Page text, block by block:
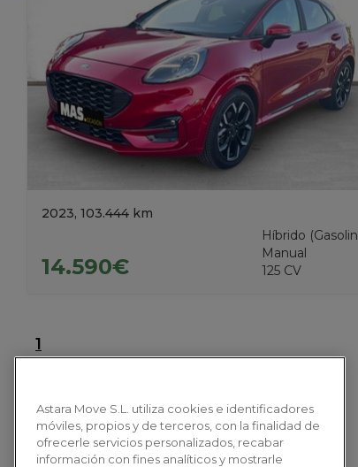
2023, 103.444 km
14.590€
Híbrido
Manual
125 CV
1
Astara Move S.L. utiliza cookies e identificadores
móviles, propios y de terceros, con la finalidad de
ofrecerle servicios personalizados, recabar
información con fines analíticos y mostrarle